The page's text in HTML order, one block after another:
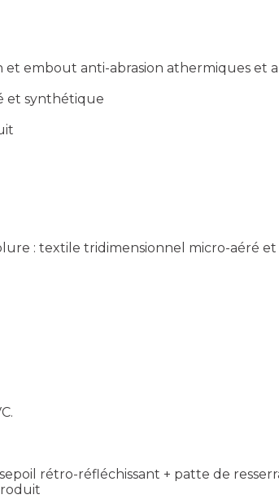
embout anti-abrasion athermiques et
et synthétique
: textile tridimensionnel micro-aéré
rétro-réfléchissant + patte de